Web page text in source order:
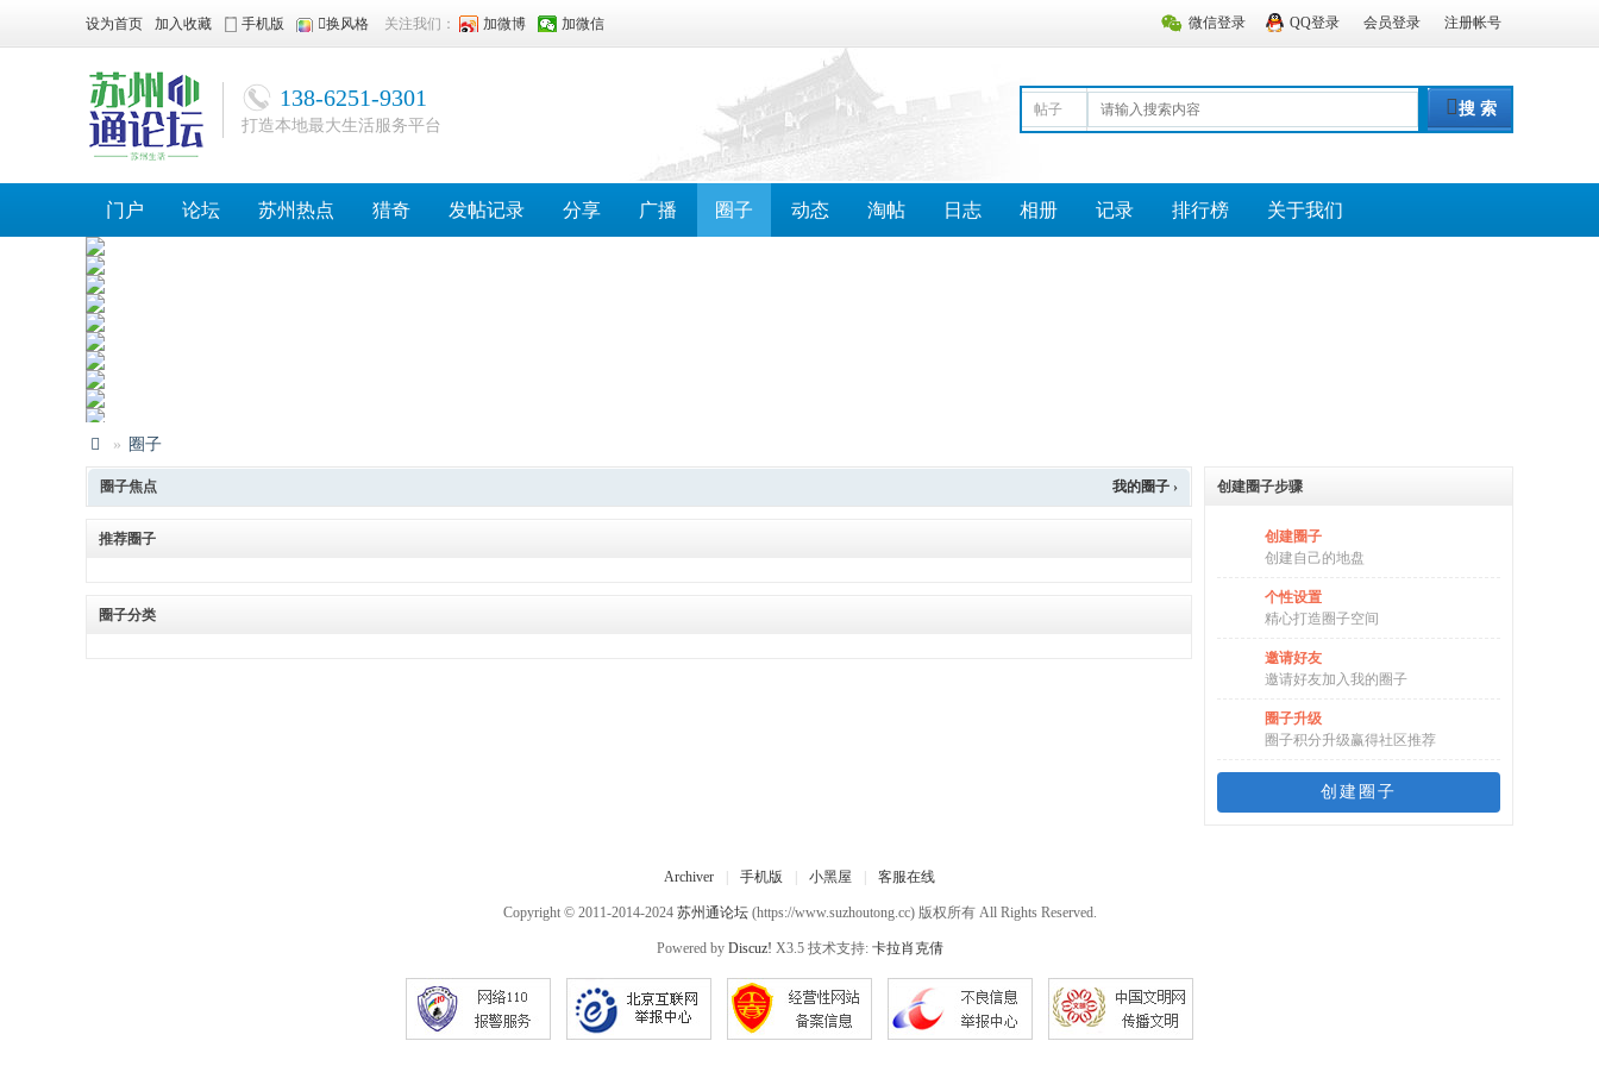
微信登录 QQ登录 会员登录 注册帐号
设为首页 加入收藏 手机版 换风格 关注我们： 加微博 加微信
138-6251-9301
打造本地最大生活服务平台
帖子 搜 索
门户 论坛 苏州热点 猎奇 发帖记录 分享 广播 圈子 动态 淘帖 日志 相册 记录 排行榜 关于我们
苏
通
坛
» 圈子
我的圈子 ›
圈子焦点
推荐圈子
圈子分类
创建圈子步骤
创建圈子
创建自己的地盘
个性设置
精心打造圈子空间
邀请好友
邀请好友加入我的圈子
圈子升级
圈子积分升级赢得社区推荐
创建圈子
Archiver 手机版 小黑屋 客服在线
Copyright © 2011-2014-2024 苏州通论坛(https://www.suzhoutong.cc) 版权所有 All Rights Reserved.
Powered by Discuz! X3.5 技术支持: 卡拉肖克倩